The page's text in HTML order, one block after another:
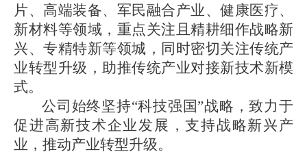
片、高端装备、军民融合产业、健康医疗、
新材料等领域，重点关注且精耕细作战略新
兴、专精特新等领城，同时密切关注传统产
业转型升级，助推传统产业对接新技术新模
式。
公司始终坚持“科技强国”战略，致力于
促进高新技术企业发展，支持战略新兴产
业，推动产业转型升级。